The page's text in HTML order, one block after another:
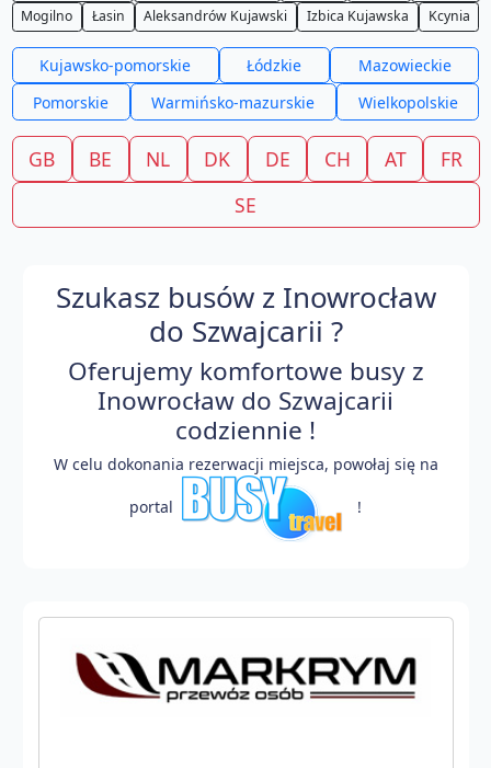
Mogilno
Łasin Aleksandrów Kujawski Izbica Kujawska Kcynia
Kujawsko-pomorskie Łódzkie
Mazowieckie
Pomorskie
Warmińsko-mazurskie Wielkopolskie
GB BE NL DK DE CH AT
FR
SE
Szukasz busów z Inowrocław
do Szwajcarii ?
Oferujemy komfortowe busy z
Inowrocław do Szwajcarii
codziennie !
W celu dokonania rezerwacji miejsca, powołaj się na
portal !